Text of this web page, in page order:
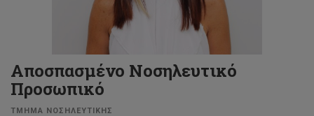
Αποσπασμένο Νοσηλευτικό
Προσωπικό
ΤΜΗΜΑ ΝΟΣΗΛΕΥΤΙΚΗΣ